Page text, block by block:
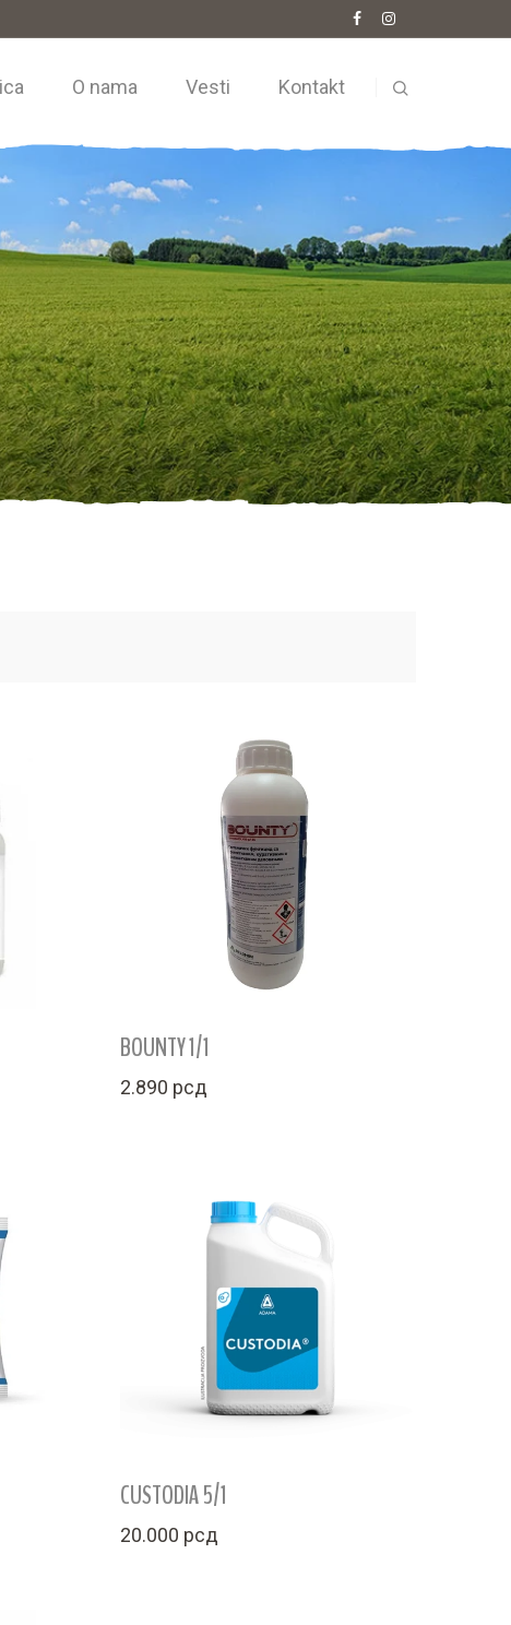
O nama Vesti Kontakt
BOUNTY 1/1
2.890 рсд
CUSTODIA 5/1
20.000 рсд